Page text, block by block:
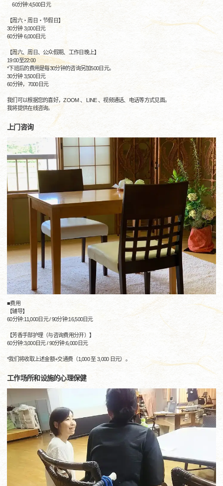
60分钟:4,500日元
【周六・周日・节假日】
30分钟 3,000日元
60分钟 6,000日元
【周六、周日、公众假期、工作日晚上】
19:00至22:00
*下班后的费用是每30分钟的咨询另加500日元。
30分钟 3,500日元
60分钟，7000日元
我们可以根据您的喜好，ZOOM 、 LINE 、视频通话、电话等方式见面。
我将提供在线咨询。
上门咨询
■费用
【辅导】
60分钟:11,000日元 / 90分钟:16,500日元
【芳香手部护理（与咨询费用分开）】
60分钟:3,000日元 / 90分钟:6,000日元
*我们将收取上述金额+交通费（1,000 至 3,000 日元）。
工作场所和设施的心理保健